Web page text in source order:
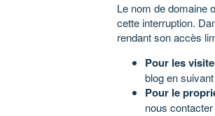
Le nom de domaine
cette interruption.
rendant son accès
Pour les
blog en suivant
Pour le
nous